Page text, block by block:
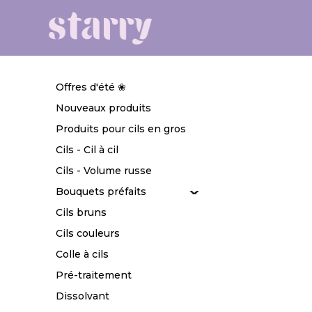
Offres d'été ❀
Nouveaux produits
Produits pour cils en gros
Cils - Cil à cil
Cils - Volume russe
Bouquets préfaits
Cils bruns
Cils couleurs
Colle à cils
Pré-traitement
Dissolvant